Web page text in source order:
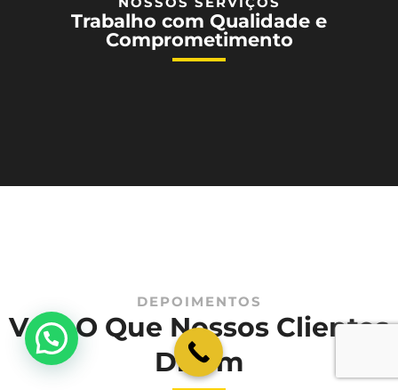
Trabalho com Qualidade e
Comprometimento
DEPOIMENTOS
Veja O Que Nossos Clientes
Dizem
💬 Como podemos ajudar?